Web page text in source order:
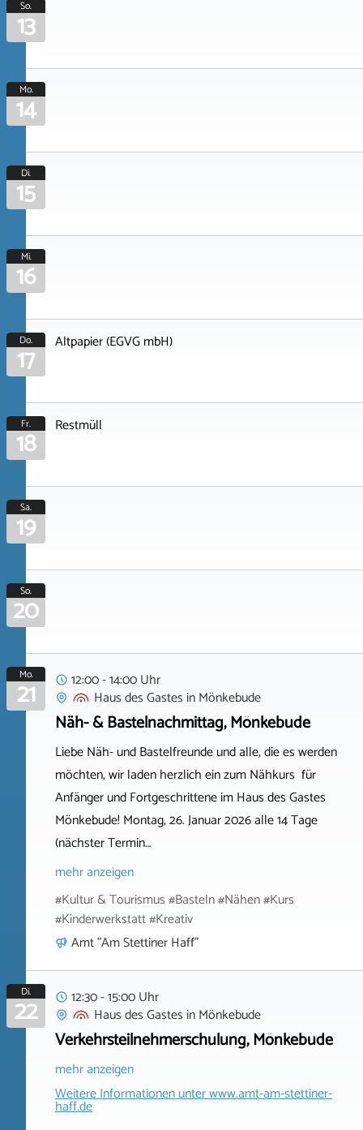
So.
13
Mo.
14
Di.
15
Mi.
16
Do.
17 Altpapier (EGVG mbH)
Fr.
18 Restmüll
Sa.
19
So.
20
Mo.
21
12:00 - 14:00 Uhr
Haus des Gastes inMönkebude
Näh- & Bastelnachmittag, Mönkebude
Liebe Näh- und Bastelfreunde und alle, die es werden
möchten, wir laden herzlich ein zum Nähkurs für
Anfänger und Fortgeschrittene im Haus des Gastes
Mönkebude! Montag, 26. Januar 2026 alle 14 Tage
(nächster Termin…
mehr anzeigen
#Kultur & Tourismus #Basteln #Nähen #Kurs
#Kinderwerkstatt #Kreativ
Amt "Am Stettiner Haff"
Di.
22
12:30 - 15:00 Uhr
Haus des Gastes inMönkebude
Verkehrsteilnehmerschulung, Mönkebude
mehr anzeigen
Weitere Informationen unterwww.amt-am-stettiner-
haff.de